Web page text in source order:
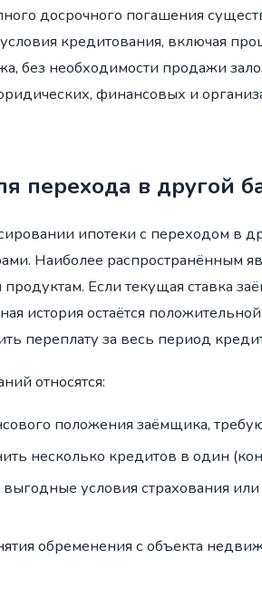
досрочного погашения
кредитования, включая
без необходимости продажи
финансовых и
перехода в другой
ипотеки с переходом в
Наиболее распространённым
продуктам. Если текущая ставка
история остаётся
переплату за весь период
относятся:
положения заёмщика,
несколько кредитов в один
условия страхования
обременения с объекта